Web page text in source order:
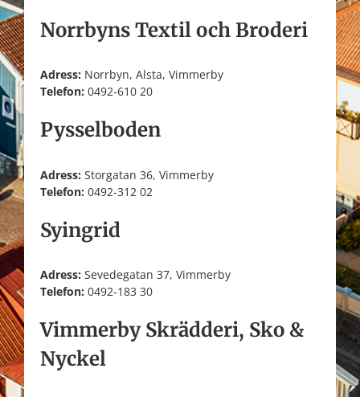
Norrbyns Textil och Broderi
Adress: Norrbyn, Alsta, Vimmerby
Telefon: 0492-610 20
Pysselboden
Adress: Storgatan 36, Vimmerby
Telefon: 0492-312 02
Syingrid
Adress: Sevedegatan 37, Vimmerby
Telefon: 0492-183 30
Vimmerby Skrädderi, Sko &
Nyckel